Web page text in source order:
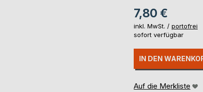
7,80 €
inkl. MwSt. / portofrei
sofort verfügbar
IN DEN
Auf die Merkliste